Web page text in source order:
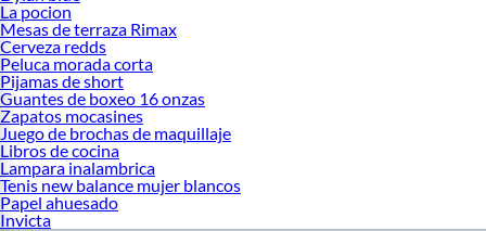
La pocion
Mesas de terraza Rimax
Cerveza redds
Peluca morada corta
Pijamas de short
Guantes de boxeo 16 onzas
Zapatos mocasines
Juego de brochas de maquillaje
Libros de cocina
Lampara inalambrica
Tenis new balance mujer blancos
Papel ahuesado
Invicta